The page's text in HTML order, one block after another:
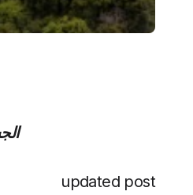
updated post